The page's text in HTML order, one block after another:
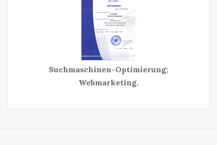
Suchmaschinen-Optimierung;
Webmarketing.